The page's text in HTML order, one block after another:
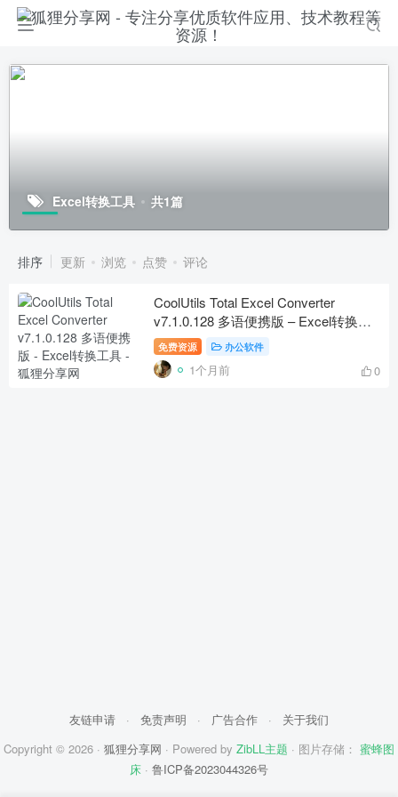
Excel转换工具 共1篇
排序 更新 浏览 点赞 评论
CoolUtils Total Excel Converter
v7.1.0.128 多语便携版 – Excel转换工
具
免费资源 办公软件
1个月前 0
友链申请 · 免责声明 · 广告合作 ·
关于我们
Copyright © 2026 · 狐狸分享网 · Powered by ZibLL主题 · 图片存储： 蜜蜂图
床 · 鲁ICP备2023044326号